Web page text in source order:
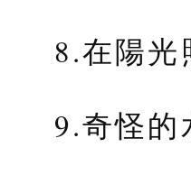
8.在陽光
9.奇怪